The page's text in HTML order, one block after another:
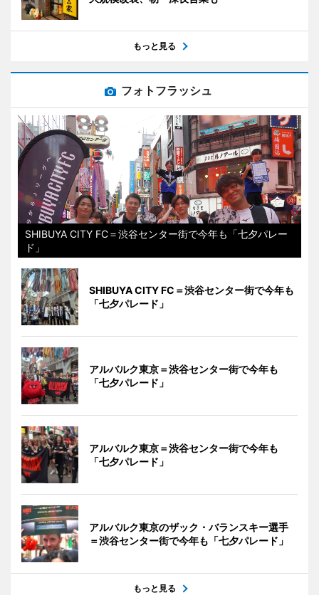
もっと見る
フォトフラッシュ
SHIBUYA CITY FC＝渋谷センター街で今年も「七夕パレー
ド」
SHIBUYA CITY FC＝渋谷センター街で今年も
「七夕パレード」
アルバルク東京＝渋谷センター街で今年も
「七夕パレード」
アルバルク東京＝渋谷センター街で今年も
「七夕パレード」
アルバルク東京のザック・バランスキー選手
＝渋谷センター街で今年も「七夕パレード」
もっと見る